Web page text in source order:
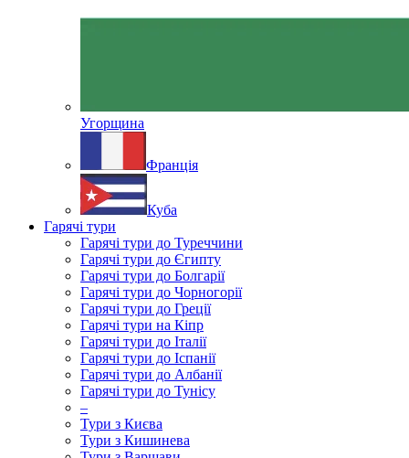
Угорщина
Франція
Куба
Гарячі тури
Гарячі тури до Туреччини
Гарячі тури до Єгипту
Гарячі тури до Болгарії
Гарячі тури до Чорногорії
Гарячі тури до Греції
Гарячі тури на Кіпр
Гарячі тури до Італії
Гарячі тури до Іспанії
Гарячі тури до Албанії
Гарячі тури до Тунісу
–
Тури з Києва
Тури з Кишинева